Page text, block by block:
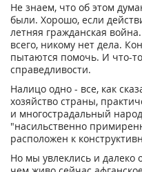
Не знаем, что об этом
были. Хорошо, если
летняя гражданская
всего, никому нет дела.
пытаются помочь. И что-
справедливости.
Налицо одно - все, как
хозяйство страны,
и многострадальный
"насильственно
расположен к
Но мы увлеклись и далеко